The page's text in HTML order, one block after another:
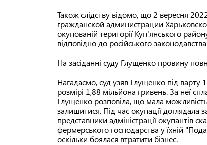
Також слідству відомо, що 2 вересня
гражданской администрации
окупованій території Куп'янського
відповідно до російського законодавства.
На засіданні суду Глущенко провину
Нагадаємо, суд узяв Глущенко під варту
розмірі 1,88 мільйона гривень. За неї
Глущенко розповіла, що мала можливість
залишитися. Під час окупації
представники адміністрації окупантів
фермерського господарства у їхній
оскільки боялася втратити бізнес.